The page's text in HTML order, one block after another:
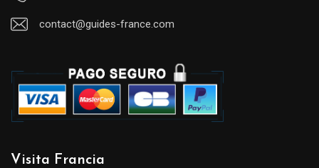
contact@guides-france.com
Visita Francia